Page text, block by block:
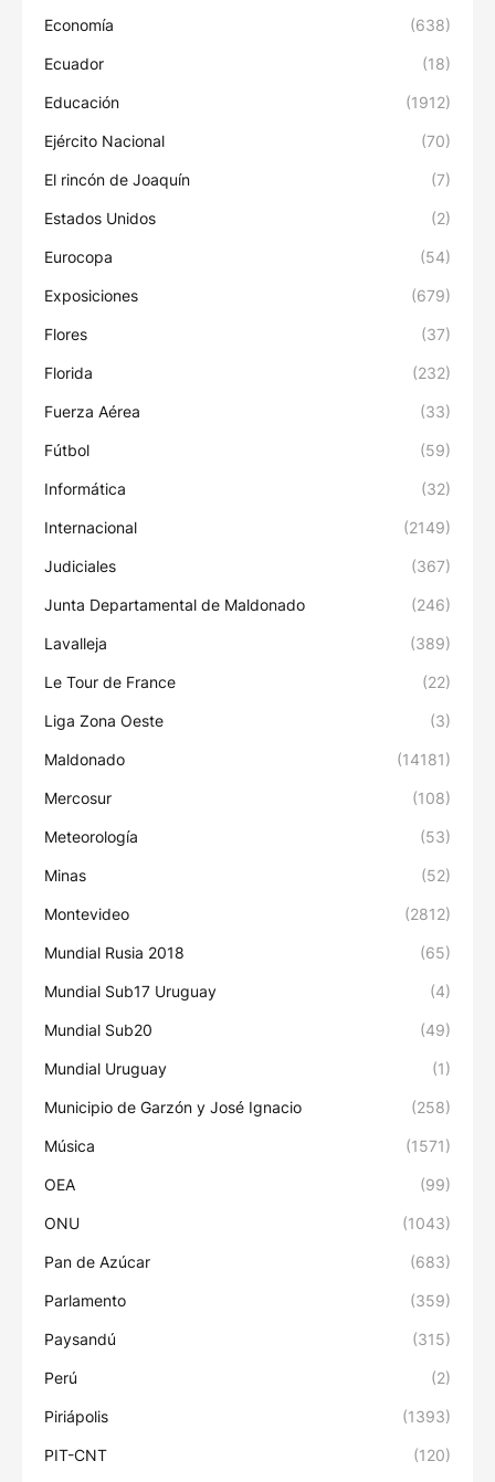
Economía (638)
Ecuador (18)
Educación (1912)
Ejército Nacional (70)
El rincón de Joaquín (7)
Estados Unidos (2)
Eurocopa (54)
Exposiciones (679)
Flores (37)
Florida (232)
Fuerza Aérea (33)
Fútbol (59)
Informática (32)
Internacional (2149)
Judiciales (367)
Junta Departamental de Maldonado (246)
Lavalleja (389)
Le Tour de France (22)
Liga Zona Oeste (3)
Maldonado (14181)
Mercosur (108)
Meteorología (53)
Minas (52)
Montevideo (2812)
Mundial Rusia 2018 (65)
Mundial Sub17 Uruguay (4)
Mundial Sub20 (49)
Mundial Uruguay (1)
Municipio de Garzón y José Ignacio (258)
Música (1571)
OEA (99)
ONU (1043)
Pan de Azúcar (683)
Parlamento (359)
Paysandú (315)
Perú (2)
Piriápolis (1393)
PIT-CNT (120)